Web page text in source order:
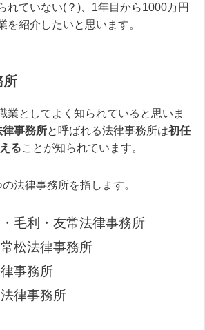
れていない(？)、1年目から1000万円
を紹介したいと思います。
所
業としてよく知られていると思いま
律事務所と呼ばれる法律事務所は初任
ることが知られています。
法律事務所を指します。
毛利・友常法律事務所
松法律事務所
事務所
律事務所